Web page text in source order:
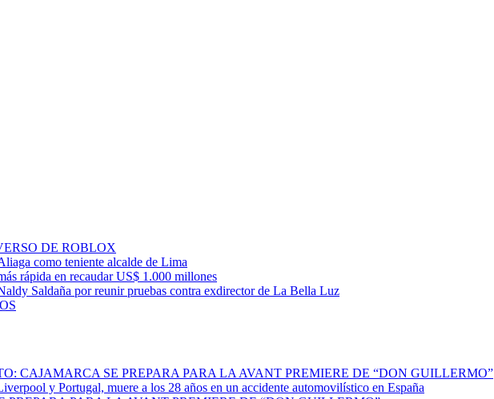
DE ROBLOX
como teniente alcalde de Lima
rápida en recaudar US$ 1.000 millones
Saldaña por reunir pruebas contra exdirector de La Bella Luz
CAJAMARCA SE PREPARA PARA LA AVANT PREMIERE DE “DON GUILLERMO”
y Portugal, muere a los 28 años en un accidente automovilístico en España